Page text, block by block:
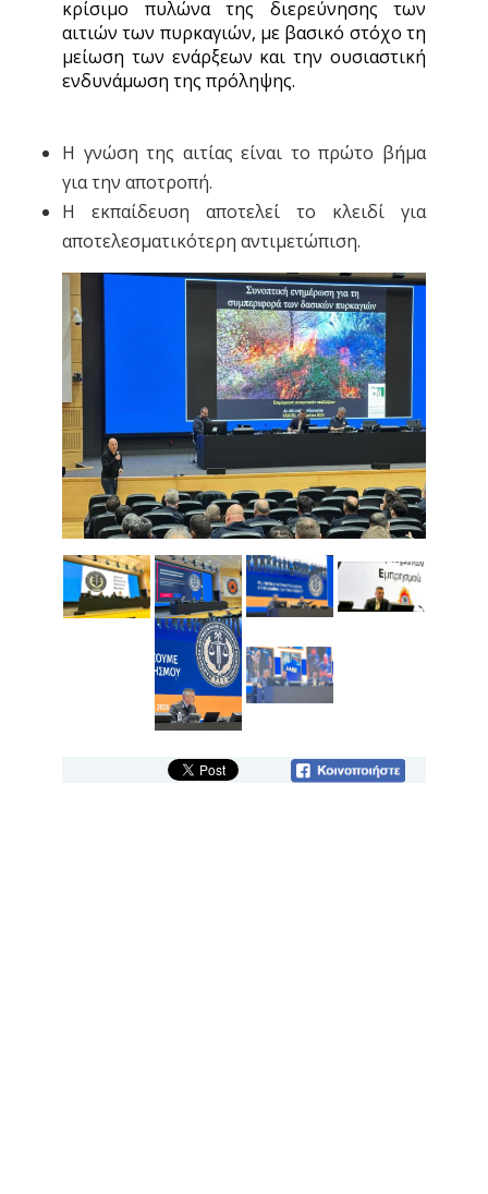
κρίσιμο πυλώνα της διερεύνησης των
αιτιών των πυρκαγιών, με βασικό στόχο τη
μείωση των ενάρξεων και την ουσιαστική
ενδυνάμωση της πρόληψης.
Η γνώση της αιτίας είναι το πρώτο βήμα
για την αποτροπή.
Η εκπαίδευση αποτελεί το κλειδί για
αποτελεσματικότερη αντιμετώπιση.